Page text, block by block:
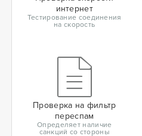
интернет
Тестирование соединения
на скорость
Проверка на фильтр
переспам
Определяет наличие
санкций со стороны